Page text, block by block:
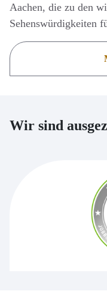
Aachen, die zu den
Sehenswürdigkeiten
Wir sind